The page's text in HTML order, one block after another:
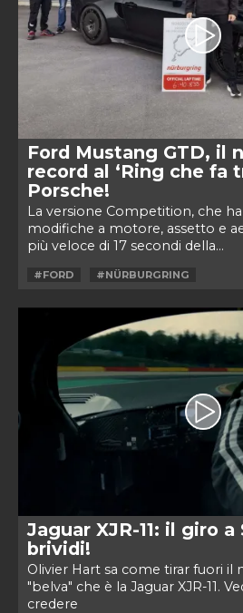
Ford Mustang GTD, il
record al ‘Ring che fa
Porsche!
La versione Competition, che
modifiche a motore, assetto e
più veloce di 17 secondi della...
#FORD #NÜRBURGRING
Jaguar XJR-11: il giro a
brividi!
Olivier Hart sa come tirar fuori il
"belva" che è la Jaguar XJR-11.
credere